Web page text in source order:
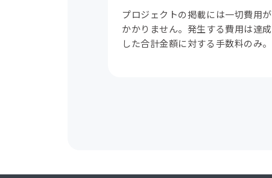
プロジェクトの掲載には一切費用が
かかりません。発生する費用は達成
した合計金額に対する手数料のみ。